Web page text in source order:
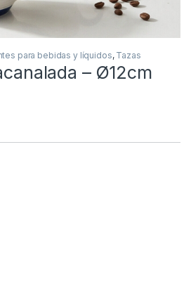
para bebidas y líquidos, Tazas
– Ø12cm